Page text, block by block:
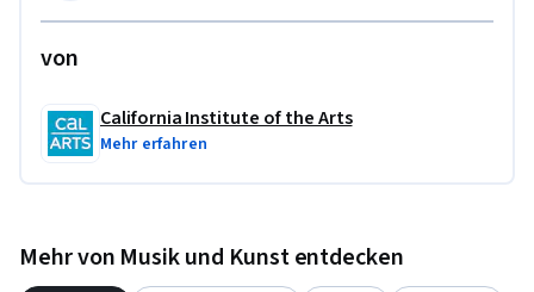
von
California Institute of the Arts
Mehr erfahren
Mehr von Musik und Kunst entdecken